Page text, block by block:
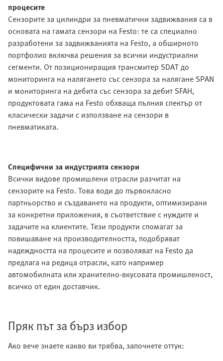
процесите
Сензорите за цилиндри за пневматични задвижвания са в
основата на гамата сензори на Festo: те са специално
разработени за задвижванията на Festo, а обширното
портфолио включва решения за всички индустриални
сегменти. От позициониращия трансмитер SDAT до
мониторинга на налягането със сензора за налягане SPAN
и мониторинга на дебита със сензора за дебит SFAH,
продуктовата гама на Festo обхваща пълния спектър от
класически задачи с използване на сензори в
пневматиката.
Специфични за индустрията сензори
Всички видове промишлени отрасли разчитат на
сензорите на Festo. Това води до първокласно
партньорство и създаването на продукти, оптимизирани
за конкретни приложения, в съответствие с нуждите и
задачите на клиентите. Тези продукти спомагат за
повишаване на производителността, подобряват
надеждността на процесите и позволяват на Festo да
предлага на редица отрасли, като например
автомобилната или хранително-вкусовата промишленост,
всичко от един доставчик.
Пряк път за бърз избор
Ако вече знаете какво ви трябва, започнете оттук: